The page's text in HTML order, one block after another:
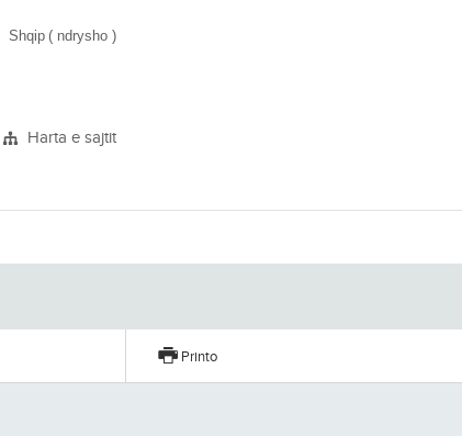
Shqip ( ndrysho )
Harta e sajtit
Printo